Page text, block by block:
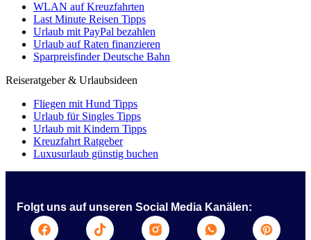
WLAN auf Kreuzfahrten
Last Minute Reisen Tipps
Urlaub mit PayPal bezahlen
Urlaub auf Raten finanzieren
Sparpreisfinder Deutsche Bahn
Reiseratgeber & Urlaubsideen
Fliegen mit Hund Tipps
Urlaub für Singles Tipps
Urlaub mit Kindern Tipps
Kreuzfahrt Ratgeber
Luxusurlaub günstig buchen